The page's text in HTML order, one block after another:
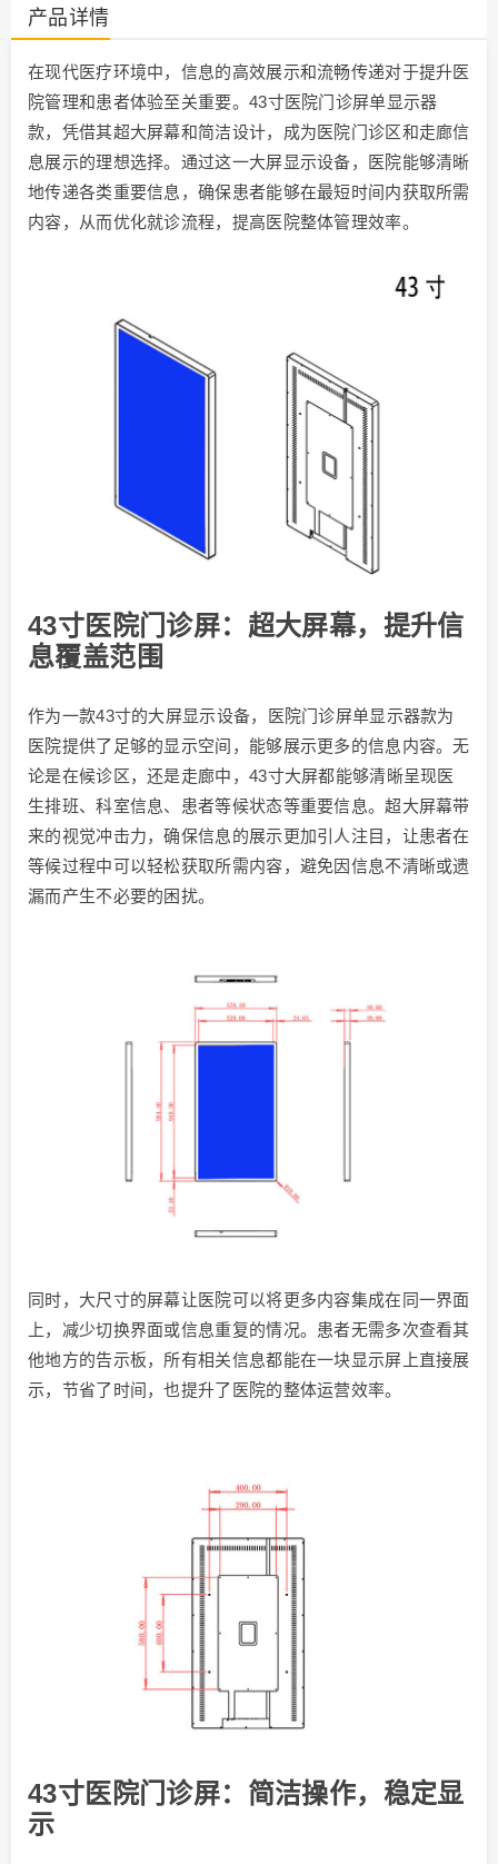
产品详情
在现代医疗环境中，信息的高效展示和流畅传递对于提升医
院管理和患者体验至关重要。43寸医院门诊屏单显示器
款，凭借其超大屏幕和简洁设计，成为医院门诊区和走廊信
息展示的理想选择。通过这一大屏显示设备，医院能够清晰
地传递各类重要信息，确保患者能够在最短时间内获取所需
内容，从而优化就诊流程，提高医院整体管理效率。
43寸医院门诊屏：超大屏幕，提升信
息覆盖范围
作为一款43寸的大屏显示设备，医院门诊屏单显示器款为
医院提供了足够的显示空间，能够展示更多的信息内容。无
论是在候诊区，还是走廊中，43寸大屏都能够清晰呈现医
生排班、科室信息、患者等候状态等重要信息。超大屏幕带
来的视觉冲击力，确保信息的展示更加引人注目，让患者在
等候过程中可以轻松获取所需内容，避免因信息不清晰或遗
漏而产生不必要的困扰。
同时，大尺寸的屏幕让医院可以将更多内容集成在同一界面
上，减少切换界面或信息重复的情况。患者无需多次查看其
他地方的告示板，所有相关信息都能在一块显示屏上直接展
示，节省了时间，也提升了医院的整体运营效率。
43寸医院门诊屏：简洁操作，稳定显
示